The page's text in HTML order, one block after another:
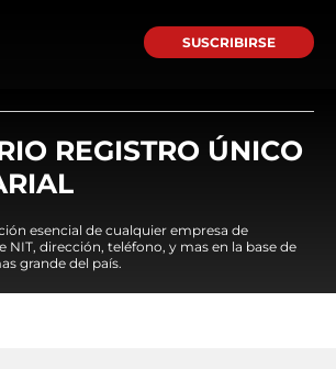
SUSCRIBIRSE
REGISTRO ÚNICO
esencial de cualquier empresa de
NIT, dirección, teléfono, y mas en la base de
grande del país.